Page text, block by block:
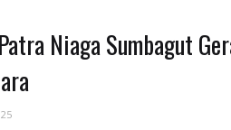
Niaga Sumbagut